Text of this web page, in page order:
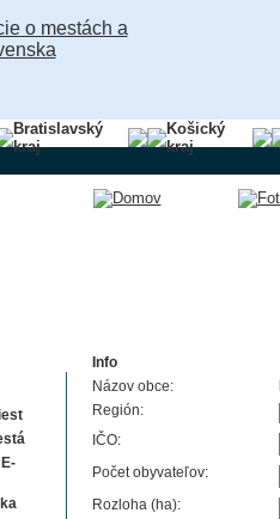
Bratislavský
kraj
Košický
kraj
Info
Názov obce:
Región:
IČO:
Počet obyvateľov:
Rozloha (ha):